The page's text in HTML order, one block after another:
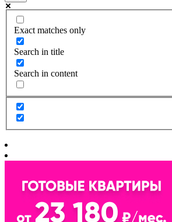
Exact matches only
Search in title
Search in content